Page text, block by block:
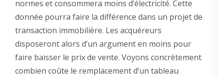
normes et consommera moins d’électricité. Cette
donnée pourra faire la différence dans un projet de
transaction immobilière. Les acquéreurs
disposeront alors d’un argument en moins pour
faire baisser le prix de vente. Voyons concrètement
combien coûte le remplacement d’un tableau